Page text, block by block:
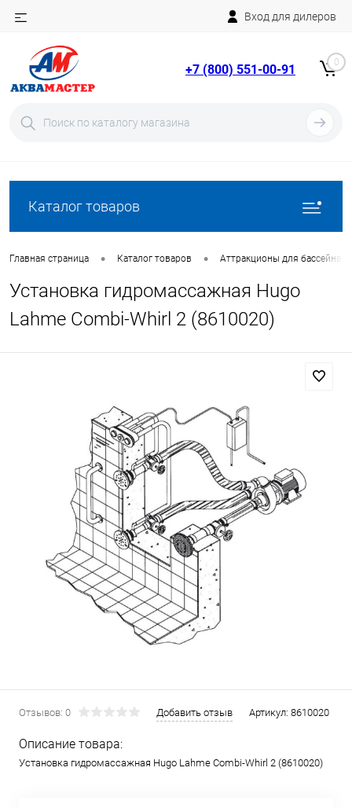
Вход для дилеров
+7 (800) 551-00-91 0
Каталог товаров
Главная страница • Каталог товаров • Аттракционы для бассейна
Установка гидромассажная Hugo
Lahme Combi-Whirl 2 (8610020)
Отзывов: 0 Добавить отзыв Артикул: 8610020
Описание товара:
Установка гидромассажная Hugo Lahme Combi-Whirl 2 (8610020)